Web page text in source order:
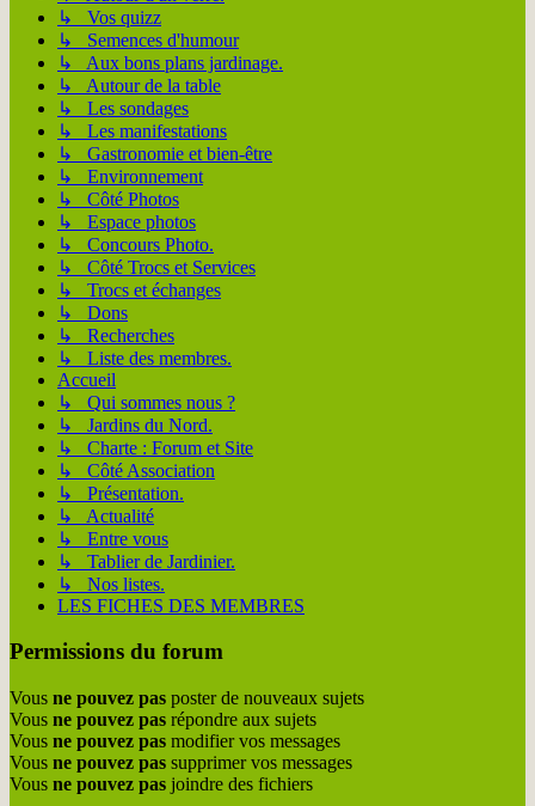
↳ Vos quizz
↳ Semences d'humour
↳ Aux bons plans jardinage.
↳ Autour de la table
↳ Les sondages
↳ Les manifestations
↳ Gastronomie et bien-être
↳ Environnement
↳ Côté Photos
↳ Espace photos
↳ Concours Photo.
↳ Côté Trocs et Services
↳ Trocs et échanges
↳ Dons
↳ Recherches
↳ Liste des membres.
Accueil
↳ Qui sommes nous ?
↳ Jardins du Nord.
↳ Charte : Forum et Site
↳ Côté Association
↳ Présentation.
↳ Actualité
↳ Entre vous
↳ Tablier de Jardinier.
↳ Nos listes.
LES FICHES DES MEMBRES
Permissions du forum
Vous ne pouvez pas poster de nouveaux sujets
Vous ne pouvez pas répondre aux sujets
Vous ne pouvez pas modifier vos messages
Vous ne pouvez pas supprimer vos messages
Vous ne pouvez pas joindre des fichiers